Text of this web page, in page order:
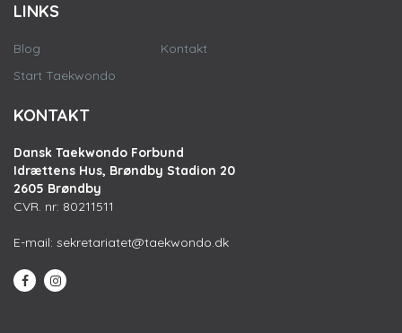
LINKS
Blog
Start Taekwondo
Kontakt
KONTAKT
Dansk Taekwondo Forbund
Idrættens Hus, Brøndby Stadion 20
2605 Brøndby
CVR. nr: 80211511
E-mail: sekretariatet@taekwondo.dk